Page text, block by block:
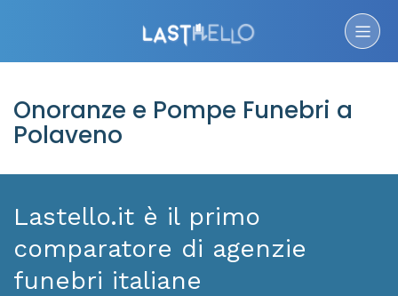
Onoranze e Pompe Funebri a
Polaveno
Lastello.it è il primo
comparatore di agenzie
funebri italiane